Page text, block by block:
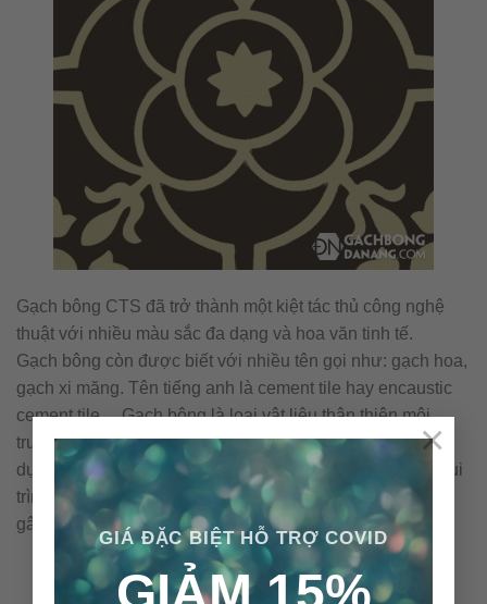
GIÁ ĐẶC BIỆT HỖ TRỢ COVID
×
Gạch bông CTS đã trở thành một kiệt tác thủ công nghệ
thuật với nhiều màu sắc đa dạng và hoa văn tinh tế.
Gạch bông còn được biết với nhiều tên gọi như: gạch hoa,
gạch xi măng. Tên tiếng anh là cement tile hay encaustic
cement tile… Gạch bông là loại vật liệu thân thiện môi
trường với những nguyên vật liệu tự nhiên và không sử
dụng nhiên liệu đốt trong quá trình sản xuất. Cấu tạo & qui
trình nên viên gạch bông được sản xuất thủ công không
gây ra ô nhiễm môi trường.